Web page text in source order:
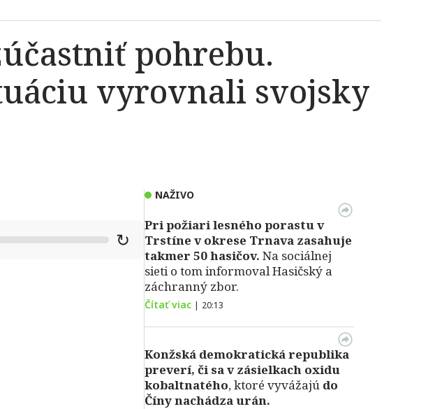
pohrebu.
vyrovnali svojsky
↻
NAŽIVO
Pri požiari lesného porastu v
Trstíne v okrese Trnava zasahuje
takmer 50 hasičov. Na sociálnej
sieti o tom informoval Hasičský a
záchranný zbor.
Čítať viac | 20:13
Konžská demokratická republika
preverí, či sa v zásielkach oxidu
kobaltnatého, ktoré vyvážajú do
Číny nachádza urán.